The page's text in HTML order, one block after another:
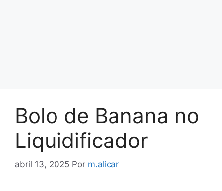
Bolo de Banana no
Liquidificador
abril 13, 2025 Por m.alicar